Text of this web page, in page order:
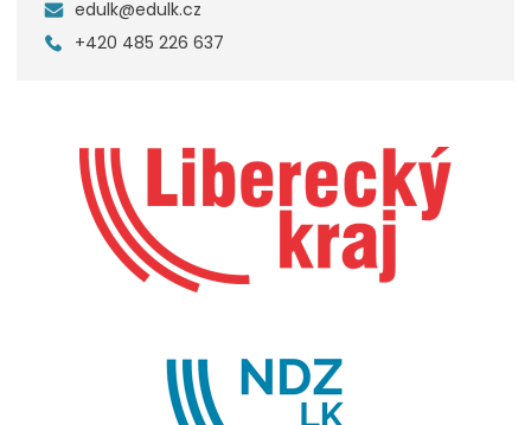
edulk@edulk.cz
+420 485 226 637